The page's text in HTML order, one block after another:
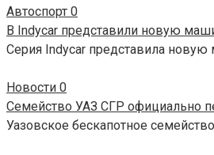
Автоспорт 0
В Indycar представили новую
Серия Indycar представила новую
Новости 0
Семейство УАЗ СГР официально
Уазовское бескапотное